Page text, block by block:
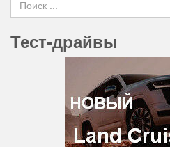
Тест-драйвы